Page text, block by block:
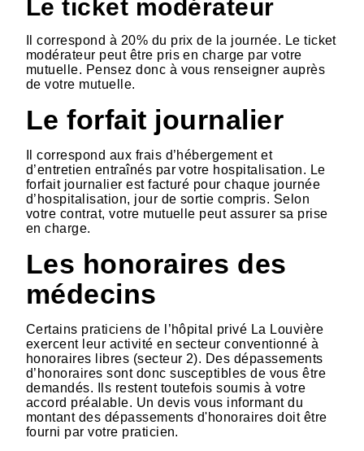
Le ticket modérateur
Il correspond à 20% du prix de la journée. Le ticket
modérateur peut être pris en charge par votre
mutuelle. Pensez donc à vous renseigner auprès
de votre mutuelle.
Le forfait journalier
Il correspond aux frais d’hébergement et
d’entretien entraînés par votre hospitalisation. Le
forfait journalier est facturé pour chaque journée
d’hospitalisation, jour de sortie compris. Selon
votre contrat, votre mutuelle peut assurer sa prise
en charge.
Les honoraires des
médecins
Certains praticiens de l’hôpital privé La Louvière
exercent leur activité en secteur conventionné à
honoraires libres (secteur 2). Des dépassements
d’honoraires sont donc susceptibles de vous être
demandés. Ils restent toutefois soumis à votre
accord préalable. Un devis vous informant du
montant des dépassements d'honoraires doit être
fourni par votre praticien.